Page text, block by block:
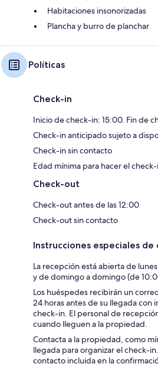
Habitaciones insonorizadas
Plancha y burro de planchar
Políticas
Check-in
Inicio de check-in: 15:00. Fin de
Check-in anticipado sujeto a
Check-in sin contacto
Edad mínima para hacer el check-
Check-out
Check-out antes de las 12:00
Check-out sin contacto
Instrucciones especiales de
La recepción está abierta de
y de domingo a domingo (de
Los huéspedes recibirán un
24 horas antes de su llegada con
check-in. El personal de
cuando lleguen a la propiedad.
Contacta a la propiedad, como
llegada para organizar el check-
contacto incluida en la